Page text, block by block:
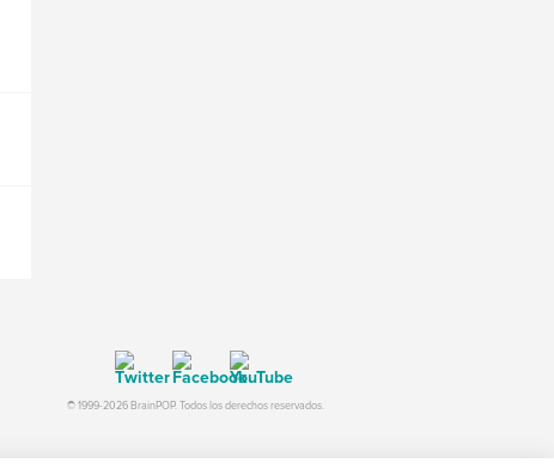
© 1999-2026 BrainPOP. Todos los derechos reservados.